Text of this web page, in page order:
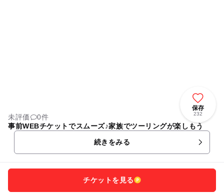
保存
232
未評価
0件
事前WEBチケットでスムーズ♪家族でツーリングが楽しもう
続きをみる
チケットを見る